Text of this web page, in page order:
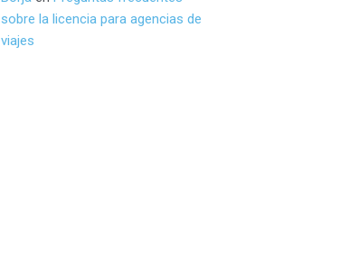
sobre la licencia para agencias de
viajes